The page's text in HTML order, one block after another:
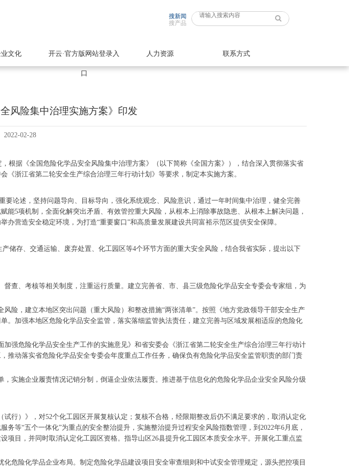
搜新闻
搜产品
文化 开云·官方版网站登录入
口
人力资源 联系方式
风险集中治理实施方案》印发
2022-02-28
据《全国危险化学品安全风险集中治理方案》（以下简称《全国方案》），结合深入贯彻落实省
浙江省第二轮安全生产综合治理三年行动计划》等要求，制定本实施方案。
论述，坚持问题导向、目标导向，强化系统观念、风险意识，通过一年时间集中治理，健全完善
5项机制，全面化解突出矛盾、有效管控重大风险，从根本上消除事故隐患、从根本上解决问题，
营造安全稳定环境，为打造“重要窗口”和高质量发展建设共同富裕示范区提供安全保障。
存、交通运输、废弃处置、化工园区等4个环节方面的重大安全风险，结合我省实际，提出以下
、考核等相关制度，注重运行质量。建立完善省、市、县三级危险化学品安全专委会专家组，为
，建立本地区突出问题（重大风险）和整改措施“两张清单”。按照《地方党政领导干部安全生产
。加强本地区危险化学品安全监管，落实落细监管执法责任，建立完善与区域发展相适应的危险化
危险化学品安全生产工作的实施意见》和省安委会《浙江省第二轮安全生产综合治理三年行动计
推动落实省危险化学品安全专委会年度重点工作任务，确保负有危险化学品安全监管职责的部门责
施企业履责情况记销分制，倒逼企业依法履责。推进基于信息化的危险化学品企业安全风险分级
）》，对52个化工园区开展复核认定；复核不合格，经限期整改后仍不满足要求的，取消认定化
等“五个一体化”为重点的安全整治提升，实施整治提升过程安全风险指数管理，到2022年6月底，
目，并同时取消认定化工园区资格。指导山区26县提升化工园区本质安全水平。开展化工重点监
险化学品企业布局。制定危险化学品建设项目安全审查细则和中试安全管理规定，源头把控项目